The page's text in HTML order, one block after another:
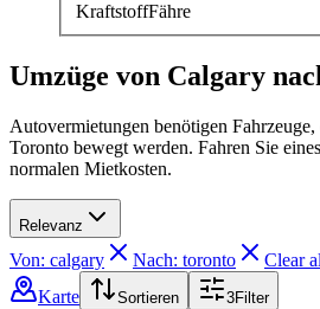
KraftstoffFähre
Umzüge von Calgary
Autovermietungen benötigen
Toronto bewegt werden. Fahren Sie
normalen Mietkosten.
Relevanz
Von: calgary Nach: toronto
Clear
Karte
Sortieren 3Filter